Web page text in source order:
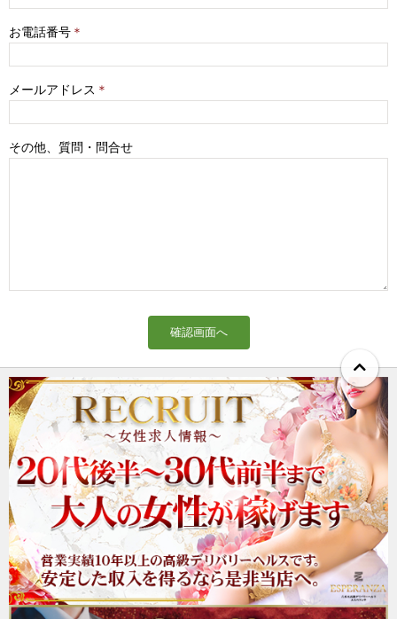
お電話番号 ＊
メールアドレス ＊
その他、質問・問合せ